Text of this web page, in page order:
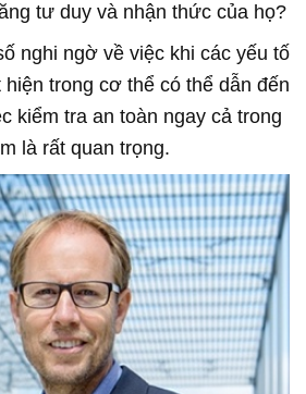
tư duy và nhận thức của họ?
nghi ngờ về việc khi các yếu tố
trong cơ thể có thể dẫn đến
kiểm tra an toàn ngay cả trong
là rất quan trọng.